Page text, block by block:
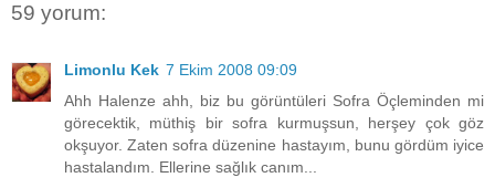
59 yorum:
Limonlu Kek 7 Ekim 2008 09:09
Ahh Halenze ahh, biz bu görüntüleri Sofra Öçleminden mi
görecektik, müthiş bir sofra kurmuşsun, herşey çok göz
okşuyor. Zaten sofra düzenine hastayım, bunu gördüm iyice
hastalandım. Ellerine sağlık canım...